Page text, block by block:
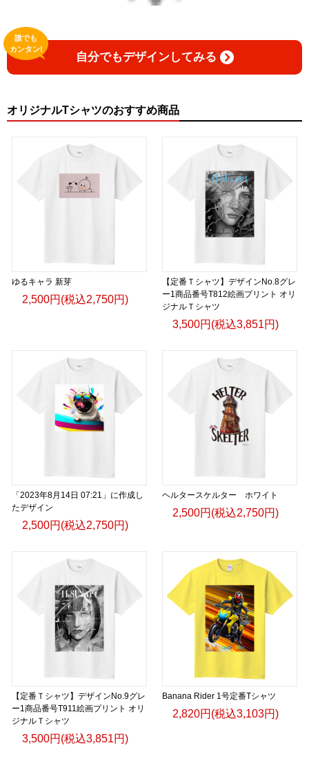
自分でもデザインしてみる
誰でも
カンタン!
オリジナルTシャツのおすすめ商品
ゆるキャラ 新芽
2,500円(税込2,750円)
【定番Ｔシャツ】デザインNo.8グレ
ー1商品番号T812絵画プリント オリ
ジナルＴシャツ
3,500円(税込3,851円)
「2023年8月14日 07:21」に作成し
たデザイン
2,500円(税込2,750円)
ヘルタースケルター ホワイト
2,500円(税込2,750円)
【定番Ｔシャツ】デザインNo.9グレ
ー1商品番号T911絵画プリント オリ
ジナルＴシャツ
3,500円(税込3,851円)
Banana Rider 1号定番Tシャツ
2,820円(税込3,103円)